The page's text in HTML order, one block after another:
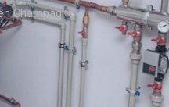
Champagne